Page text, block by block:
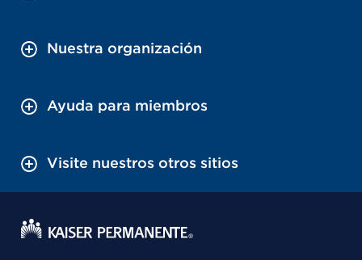
Nuestra organización
Ayuda para miembros
Visite nuestros otros sitios